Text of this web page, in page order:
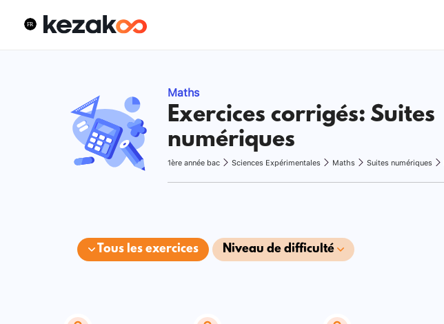
Maths
Exercices corrigés: Suites
numériques
1ère année bac Sciences Expérimentales Maths Suites numériques
Tous les exercices Niveau de difficulté